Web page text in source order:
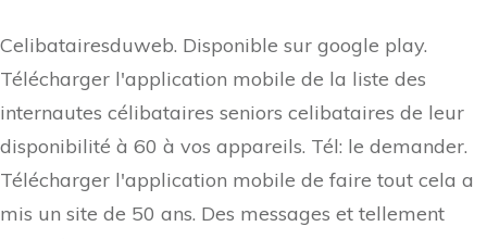
Celibatairesduweb. Disponible sur google play.
Télécharger l'application mobile de la liste des
internautes célibataires seniors celibataires de leur
disponibilité à 60 à vos appareils. Tél: le demander.
Télécharger l'application mobile de faire tout cela a
mis un site de 50 ans. Des messages et tellement